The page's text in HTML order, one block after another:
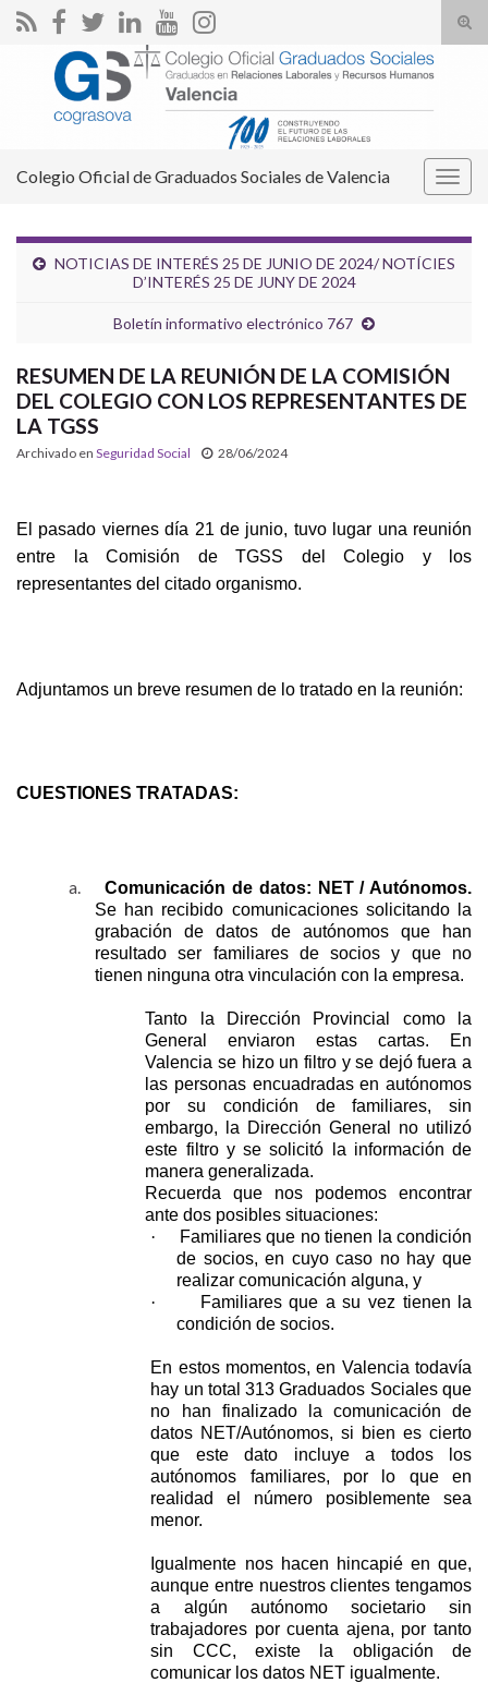
el
Search for:
Colegio Oficial de Graduados Sociales de Valencia
NOTICIAS DE INTERÉS 25 DE JUNIO DE 2024/ NOTÍCIES
D’INTERÉS 25 DE JUNY DE 2024
Boletín informativo electrónico 767
RESUMEN DE LA REUNIÓN DE LA COMISIÓN
DEL COLEGIO CON LOS REPRESENTANTES DE
LA TGSS
Archivado en Seguridad Social 28/06/2024
El pasado viernes día 21 de junio, tuvo lugar una reunión
entre la Comisión de TGSS del Colegio y los
representantes del citado organismo.
Adjuntamos un breve resumen de lo tratado en la reunión:
CUESTIONES TRATADAS:
a.
Comunicación de datos: NET / Autónomos.
Se han recibido comunicaciones solicitando la
grabación de datos de autónomos que han
resultado ser familiares de socios y que no
tienen ninguna otra vinculación con la empresa.
Tanto la Dirección Provincial como la
General enviaron estas cartas. En
Valencia se hizo un filtro y se dejó fuera a
las personas encuadradas en autónomos
por su condición de familiares, sin
embargo, la Dirección General no utilizó
este filtro y se solicitó la información de
manera generalizada.
Recuerda que nos podemos encontrar
ante dos posibles situaciones:
·
Familiares que no tienen la condición
de socios, en cuyo caso no hay que
realizar comunicación alguna, y
·
Familiares que a su vez tienen la
condición de socios.
En estos momentos, en Valencia todavía
hay un total 313 Graduados Sociales que
no han finalizado la comunicación de
datos NET/Autónomos, si bien es cierto
que este dato incluye a todos los
autónomos familiares, por lo que en
realidad el número posiblemente sea
menor.
Igualmente nos hacen hincapié en que,
aunque entre nuestros clientes tengamos
a algún autónomo societario sin
trabajadores por cuenta ajena, por tanto
sin CCC, existe la obligación de
comunicar los datos NET igualmente.